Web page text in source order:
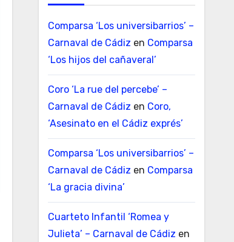
Comparsa ‘Los universibarrios’ –
Carnaval de Cádiz en Comparsa
‘Los hijos del cañaveral’
Coro ‘La rue del percebe’ –
Carnaval de Cádiz en Coro,
‘Asesinato en el Cádiz exprés’
Comparsa ‘Los universibarrios’ –
Carnaval de Cádiz en Comparsa
‘La gracia divina’
Cuarteto Infantil ‘Romea y
Julieta’ – Carnaval de Cádiz en